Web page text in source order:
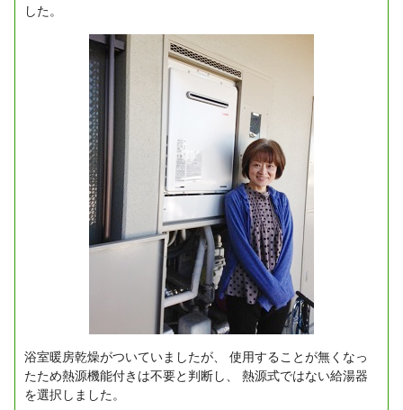
した。
浴室暖房乾燥がついていましたが、
使用することが無くなっ
たため熱源機能付きは不要と判断し、
熱源式ではない給湯器
を選択しました。